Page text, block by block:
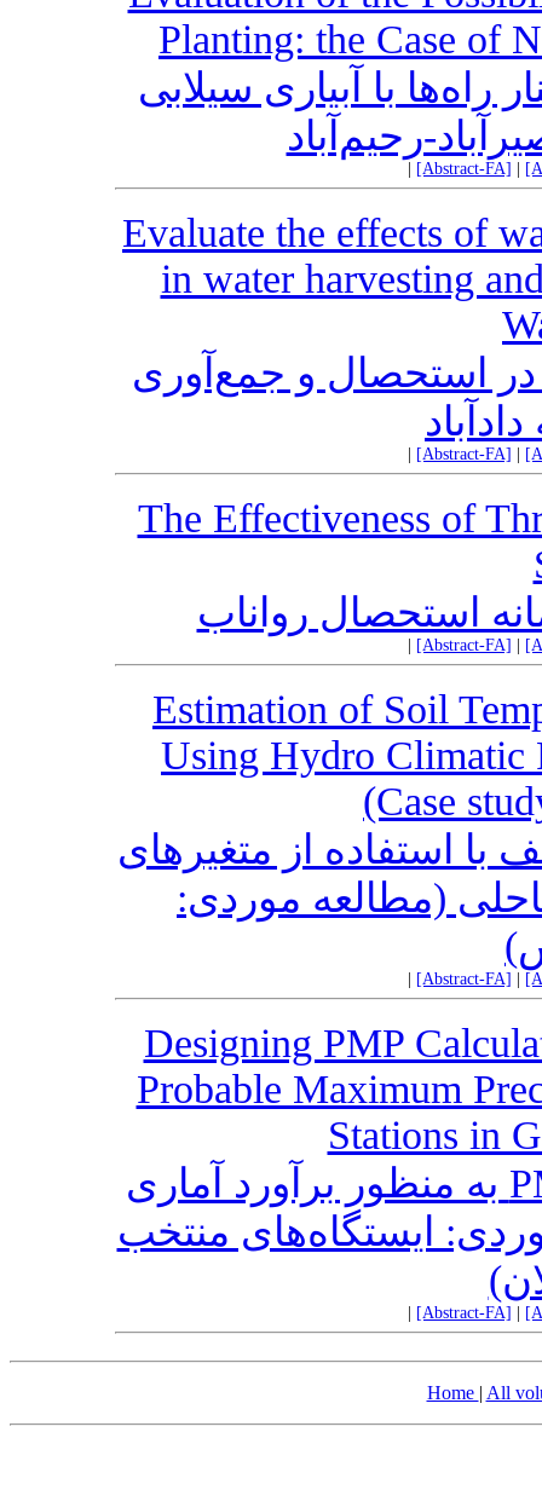
Planting: the Case of
راه‌ها با آبیاری سیلابی
رحیم‌آباد
[Abstract-FA]
Evaluate the effects of
in water harvesting
در استحصال و جمع‌آوری
[Abstract-FA]
The Effectiveness of
استحصال رواناب
[Abstract-FA]
Estimation of Soil
Using Hydro Climatic
(Case
با استفاده از متغیرهای
(مطالعه موردی:
[Abstract-FA]
Designing PMP
Probable Maximum
Stations in
طراحی نرم‌افزار PMP Calculator به منظور برآورد آماری
ایستگاه‌های منتخب
[Abstract-FA]
Home | All